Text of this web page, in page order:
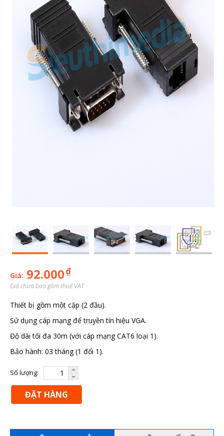
Giá: 92.000₫
Giá chưa bao gồm thuế VAT
Thiết bị gồm một cặp (2 đầu).
Sử dụng cáp mạng để truyền tín hiệu VGA.
Độ dài tối đa 30m (với cáp mạng CAT6 loại 1).
Bảo hành: 03 tháng (1 đổi 1).
Số lượng:
ĐẶT HÀNG